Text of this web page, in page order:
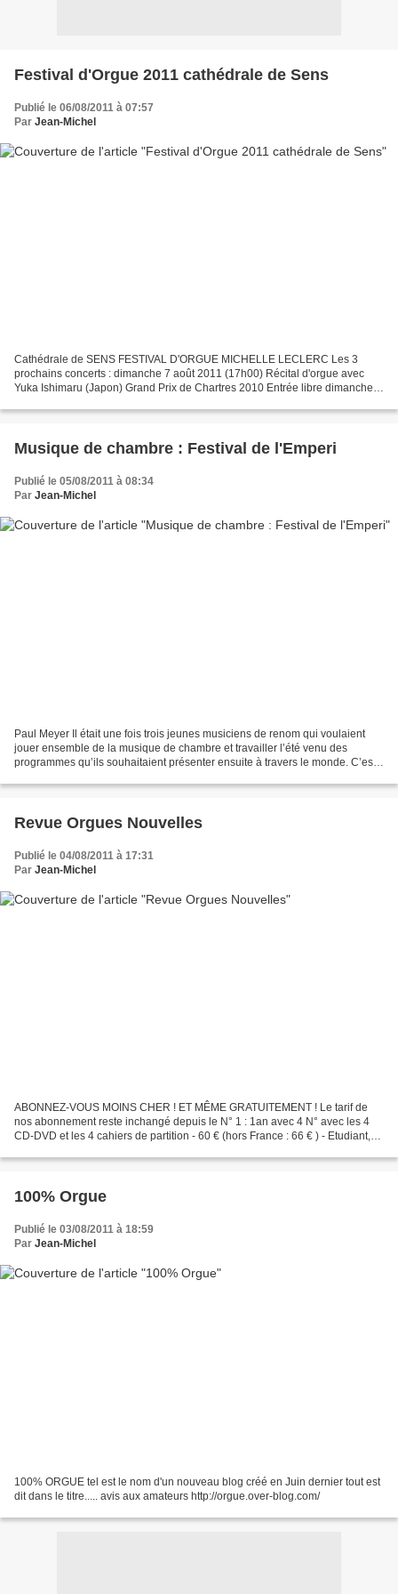
Festival d'Orgue 2011 cathédrale de Sens
Publié le 06/08/2011 à 07:57
Par Jean-Michel
Cathédrale de SENS FESTIVAL D'ORGUE MICHELLE LECLERC Les 3
prochains concerts : dimanche 7 août 2011 (17h00) Récital d'orgue avec
Yuka Ishimaru (Japon) Grand Prix de Chartres 2010 Entrée libre dimanche
Musique de chambre : Festival de l'Emperi
Publié le 05/08/2011 à 08:34
Par Jean-Michel
Paul Meyer Il était une fois trois jeunes musiciens de renom qui voulaient
jouer ensemble de la musique de chambre et travailler l’été venu des
programmes qu’ils souhaitaient présenter ensuite à travers le monde. C’est
Revue Orgues Nouvelles
Publié le 04/08/2011 à 17:31
Par Jean-Michel
ABONNEZ-VOUS MOINS CHER ! ET MÊME GRATUITEMENT ! Le tarif de
nos abonnement reste inchangé depuis le N° 1 : 1an avec 4 N° avec les 4
CD-DVD et les 4 cahiers de partition - 60 € (hors France : 66 € ) - Etudiant,
100% Orgue
Publié le 03/08/2011 à 18:59
Par Jean-Michel
100% ORGUE tel est le nom d'un nouveau blog créé en Juin dernier tout est
dit dans le titre..... avis aux amateurs http://orgue.over-blog.com/